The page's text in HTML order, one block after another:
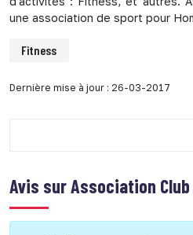
une association de sport pour
Fitness
Dernière mise à jour : 26-03-2017
Avis surAssociation